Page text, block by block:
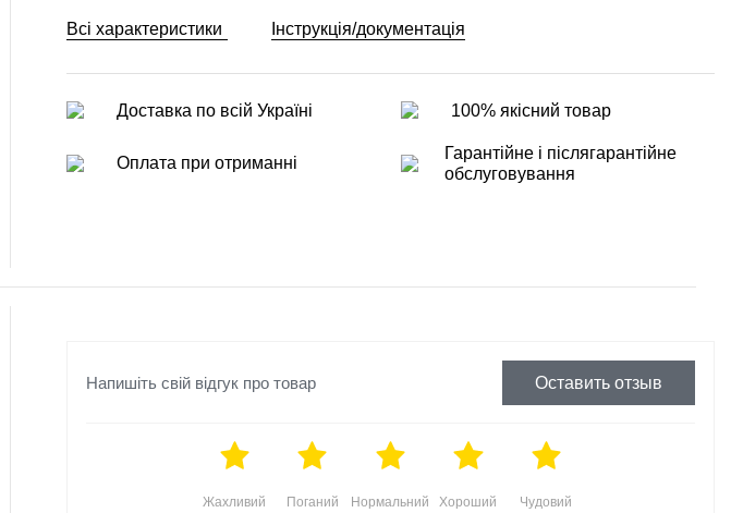
Всі характеристики Інструкція/документація
Доставка по всій Україні 100% якісний товар
Оплата при отриманні
Гарантійне і післягарантійне
обслуговування
Напишіть свій відгук про товар Оставить отзыв
Чудовий
Хороший
Нормальний
Поганий
Жахливий